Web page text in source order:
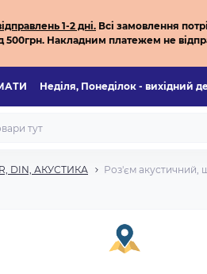
1-2 дні. Всі замовлення
500грн. Накладним платежем не
Неділя, Понеділок - вихідний
DIN, АКУСТИКА Роз'єм акустичний,